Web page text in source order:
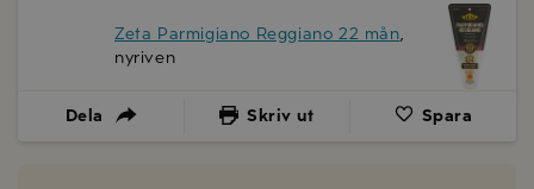
Zeta Parmigiano Reggiano 22 mån,
nyriven
Dela Skriv ut Spara